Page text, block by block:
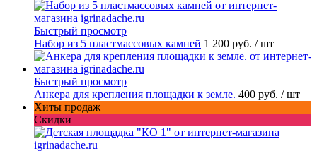
Быстрый просмотр
Набор из 5 пластмассовых камней 1 200 руб. / шт
Быстрый просмотр
Анкера для крепления площадки к земле. 400 руб. / шт
Хиты продаж
Скидки